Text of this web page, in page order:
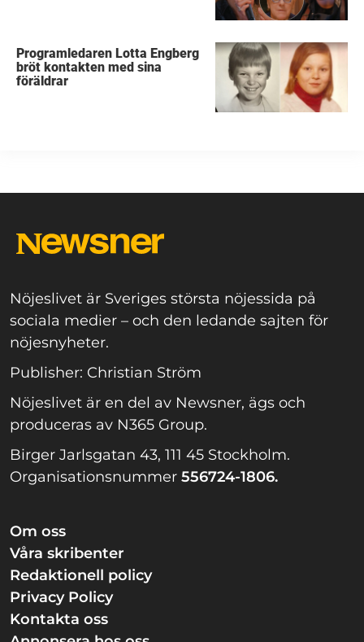
Programledaren Lotta Engberg
bröt kontakten med sina
föräldrar
Nöjeslivet är Sveriges största nöjessida på
sociala medier – och den ledande sajten för
nöjesnyheter.
Publisher: Christian Ström
Nöjeslivet är en del av Newsner, ägs och
produceras av N365 Group.
Birger Jarlsgatan 43, 111 45 Stockholm.
Organisationsnummer 556724-1806.
Om oss
Våra skribenter
Redaktionell policy
Privacy Policy
Kontakta oss